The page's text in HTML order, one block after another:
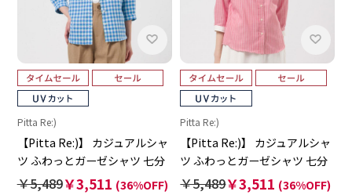
Pitta Re:)
【Pitta Re:)】 カジュアルシャ
ツ ふわっとガーゼシャツ 七分
袖 綿100% レディース
￥5,489￥3,511 (36%OFF)
Pitta Re:)
【Pitta Re:)】 カジュアルシャ
ツ ふわっとガーゼシャツ 七分
袖 綿100% レディース
￥5,489￥3,511 (36%OFF)